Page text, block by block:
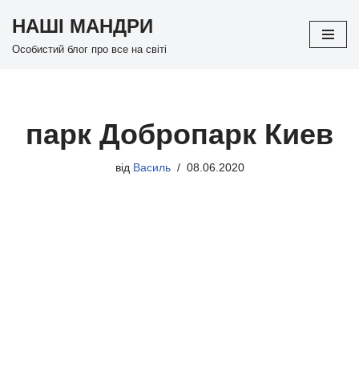
Перейти
НАШІ МАНДРИ
Особистий блог про все на світі
парк Добропарк Киев
від Василь 08.06.2020